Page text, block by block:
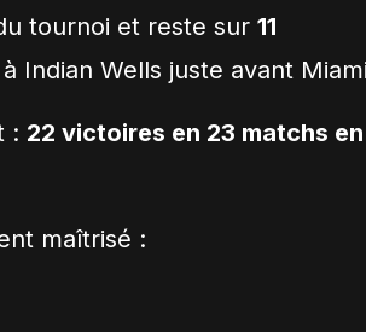
tournoi et reste sur 11
Indian Wells juste avant
: 22 victoires en 23 matchs en
maîtrisé :